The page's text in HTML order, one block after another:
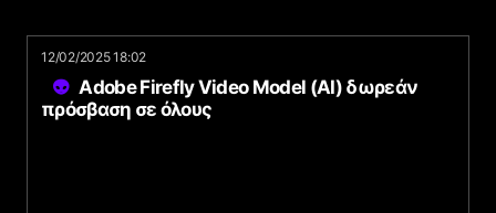
12/02/2025 18:02
Adobe Firefly Video Model (AI) δωρεάν
πρόσβαση σε όλους